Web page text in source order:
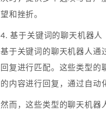
望和挫折。
4. 基于关键词的聊天机器人
基于关键词的聊天机器人通
回复进行匹配。这些类型的
的内容进行回复，通过自动
然而，这些类型的聊天机器